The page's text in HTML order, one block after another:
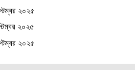
২০২৫
২০২৫
২০২৫